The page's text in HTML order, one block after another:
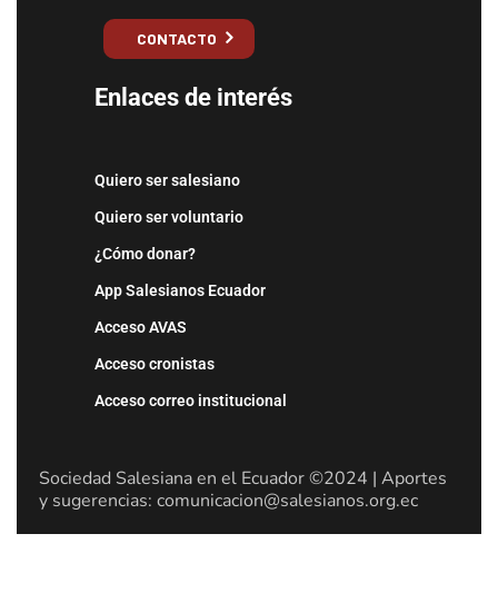
CONTACTO
Enlaces de interés
Quiero ser salesiano
Quiero ser voluntario
¿Cómo donar?
App Salesianos Ecuador
Acceso AVAS
Acceso cronistas
Acceso correo institucional
Sociedad Salesiana en el Ecuador ©2024 | Aportes
y sugerencias: comunicacion@salesianos.org.ec